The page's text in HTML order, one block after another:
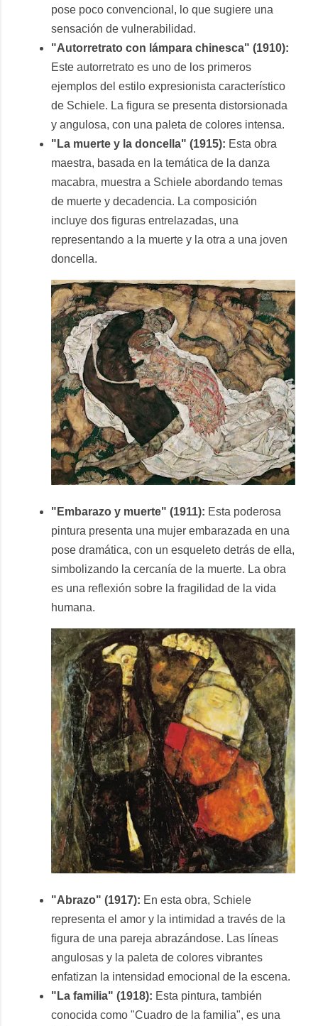
pose poco convencional, lo que sugiere una
sensación de vulnerabilidad.
"Autorretrato con lámpara chinesca" (1910):
Este autorretrato es uno de los primeros
ejemplos del estilo expresionista característico
de Schiele. La figura se presenta distorsionada
y angulosa, con una paleta de colores intensa.
"La muerte y la doncella" (1915): Esta obra
maestra, basada en la temática de la danza
macabra, muestra a Schiele abordando temas
de muerte y decadencia. La composición
incluye dos figuras entrelazadas, una
representando a la muerte y la otra a una joven
doncella.
"Embarazo y muerte" (1911): Esta poderosa
pintura presenta una mujer embarazada en una
pose dramática, con un esqueleto detrás de ella,
simbolizando la cercanía de la muerte. La obra
es una reflexión sobre la fragilidad de la vida
humana.
"Abrazo" (1917): En esta obra, Schiele
representa el amor y la intimidad a través de la
figura de una pareja abrazándose. Las líneas
angulosas y la paleta de colores vibrantes
enfatizan la intensidad emocional de la escena.
"La familia" (1918): Esta pintura, también
conocida como "Cuadro de la familia", es una